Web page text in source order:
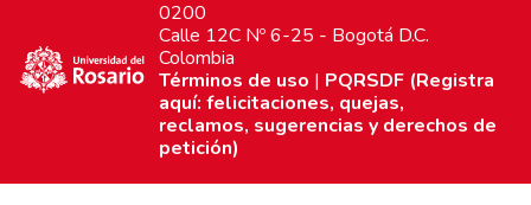
0200
Calle 12C Nº 6-25 - Bogotá D.C.
Colombia
Términos de uso | PQRSDF (Registra
aquí: felicitaciones, quejas,
reclamos, sugerencias y derechos de
petición)